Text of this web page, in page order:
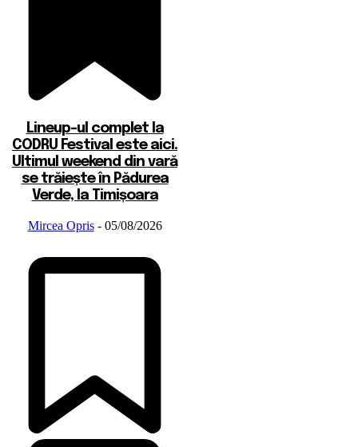
Lineup-ul complet la
CODRU Festival este aici.
Ultimul weekend din vară
se trăiește în Pădurea
Verde, la Timișoara
Mircea Opris - 05/08/2026